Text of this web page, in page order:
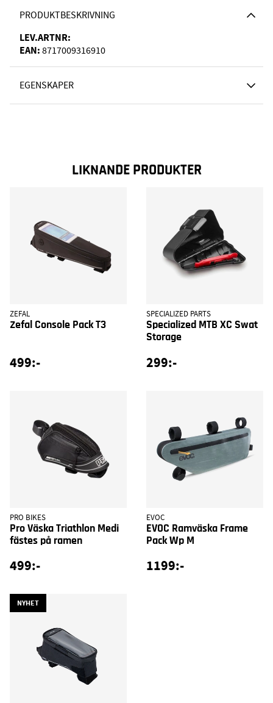
PRODUKTBESKRIVNING
LEV.ARTNR:
EAN: 8717009316910
EGENSKAPER
LIKNANDE PRODUKTER
ZEFAL
Zefal Console Pack T3
499:-
SPECIALIZED PARTS
Specialized MTB XC Swat
Storage
299:-
PRO BIKES
Pro Väska Triathlon Medi
fästes på ramen
499:-
EVOC
EVOC Ramväska Frame
Pack Wp M
1199:-
NYHET